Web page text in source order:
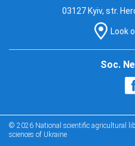
03127 Kyiv, str.
Look
Soc.
© 2026 National scientific agricultural
sciences of Ukraine